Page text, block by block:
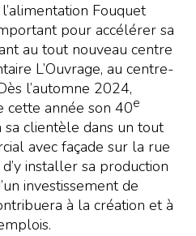
Fouquet
pour accélérer sa
au tout nouveau centre
L’Ouvrage, au centre-
l’automne 2024,
cette année son 40e
sa clientèle dans un tout
avec façade sur la rue
installer sa production
investissement de
à la création et à